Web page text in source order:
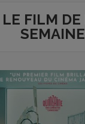
LE FILM DE
SEMAINE